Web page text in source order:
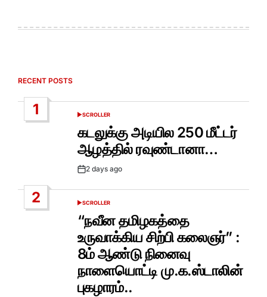
RECENT POSTS
1
POSTED
SCROLLER
கடலுக்கு அடியில 250 மீட்டர்
ஆழத்தில் ரவுண்டானா…
Post2 days ago
2
POSTED
IN
SCROLLER
“நவீன தமிழகத்தை
உருவாக்கிய சிற்பி கலைஞர்” :
8ம் ஆண்டு நினைவு
நாளையொட்டி மு.க.ஸ்டாலின்
புகழாரம்..